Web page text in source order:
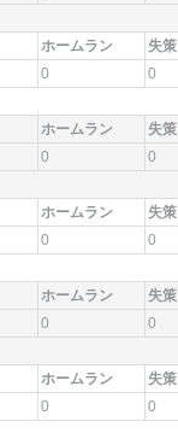
ホームラン
失策
0
0
ホームラン
失策
0
0
ホームラン
失策
0
0
ホームラン
失策
0
0
ホームラン
失策
0
0